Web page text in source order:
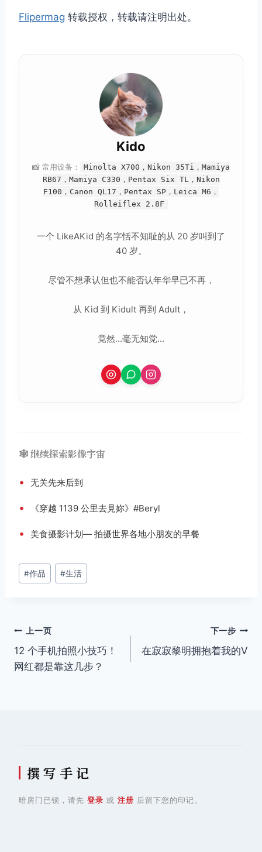
Flipermag 转载授权，转载请注明出处。
Kido
📸 常用设备：
Minolta X700，Nikon 35Ti，Mamiya
RB67，Mamiya C330，Pentax Six TL，Nikon
F100，Canon QL17，Pentax SP，Leica M6，
Rolleiflex 2.8F
一个 LikeAKid 的名字恬不知耻的从 20 岁叫到了
40 岁。
尽管不想承认但也不能否认年华早已不再，
从 Kid 到 Kidult 再到 Adult，
竟然...毫无知觉...
🕸️ 继续探索影像宇宙
• 无关先来后到
• 《穿越 1139 公里去見妳》#Beryl
• 美食摄影计划— 拍摄世界各地小朋友的早餐
文
章
#作品 #生活
文
章
上一页
12 个手机拍照小技巧！
网红都是靠这几步？
下一步
在寂寂黎明拥抱着我的V
撰 写 手 记
暗房门已锁，请先 登录 或 注册 后留下您的印记。